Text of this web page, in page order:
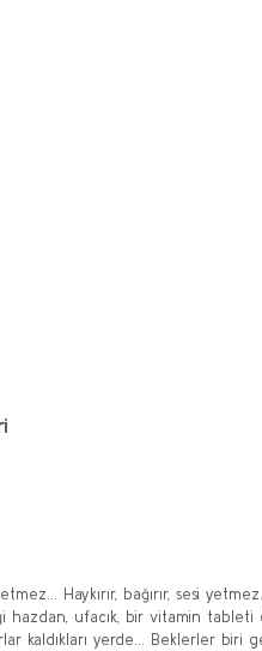
Haykırır, bağırır, sesi
hazdan, ufacık, bir vitamin
kaldıkları yerde... Beklerler biri